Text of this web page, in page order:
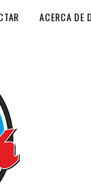
ACERCA DE